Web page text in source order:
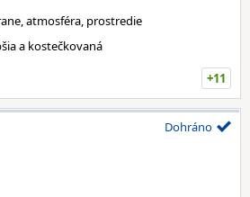
atmosféra, prostredie
a kostečkovaná
+11
Dohráno